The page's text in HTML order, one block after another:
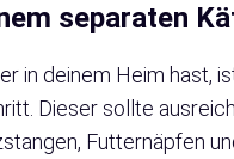
separaten
in deinem Heim hast,
Dieser sollte
Futternäpfen